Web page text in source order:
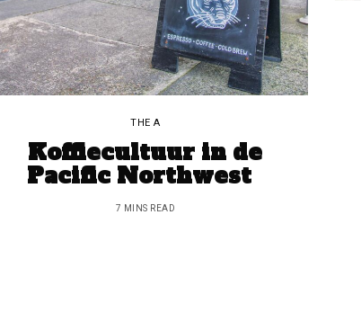
THE A
Koffiecultuur in de
Pacific Northwest
7 MINS READ